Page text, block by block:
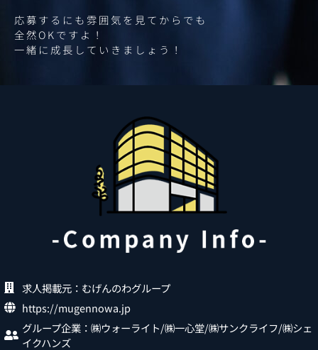
応募するにも雰囲気を見てからでも
全然OKですよ！
一緒に成長していきましょう！
求人掲載元：むげんのわグループ
https://mugennowa.jp
グループ企業：㈱ウォーライト/㈱一心堂/㈱サンクライフ/㈱シェ
イクハンズ